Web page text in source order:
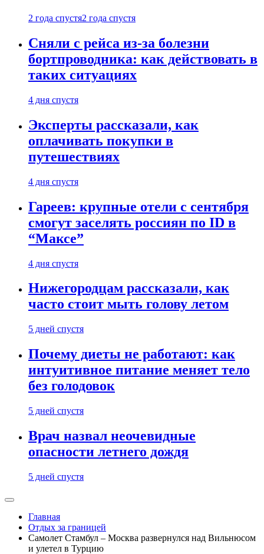
2 года спустя2 года спустя
Сняли с рейса из-за болезни
бортпроводника: как действовать в
таких ситуациях
4 дня спустя
Эксперты рассказали, как
оплачивать покупки в
путешествиях
4 дня спустя
Гареев: крупные отели с сентября
смогут заселять россиян по ID в
“Максе”
4 дня спустя
Нижегородцам рассказали, как
часто стоит мыть голову летом
5 дней спустя
Почему диеты не работают: как
интуитивное питание меняет тело
без голодовок
5 дней спустя
Врач назвал неочевидные
опасности летнего дождя
5 дней спустя
Главная
Отдых за границей
Самолет Стамбул – Москва развернулся над Вильнюсом
и улетел в Турцию